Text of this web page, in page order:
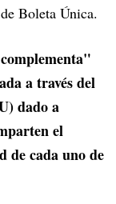
Boleta Única.
a través del
dado a
el
de cada uno de